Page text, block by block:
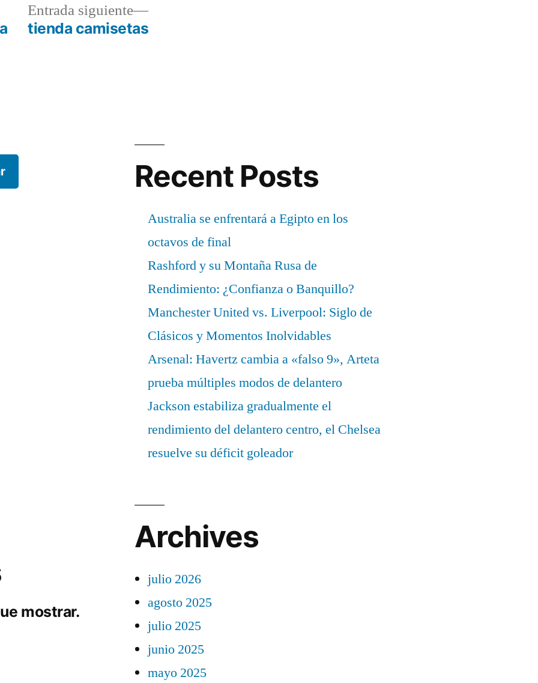
Entrada siguiente
Entrada
siguiente:
tienda camisetas
Recent Posts
Australia se enfrentará a Egipto en los
octavos de final
Rashford y su Montaña Rusa de
Rendimiento: ¿Confianza o Banquillo?
Manchester United vs. Liverpool: Siglo de
Clásicos y Momentos Inolvidables
Arsenal: Havertz cambia a «falso 9», Arteta
prueba múltiples modos de delantero
Jackson estabiliza gradualmente el
rendimiento del delantero centro, el Chelsea
resuelve su déficit goleador
mostrar.
Archives
julio 2026
agosto 2025
julio 2025
junio 2025
mayo 2025